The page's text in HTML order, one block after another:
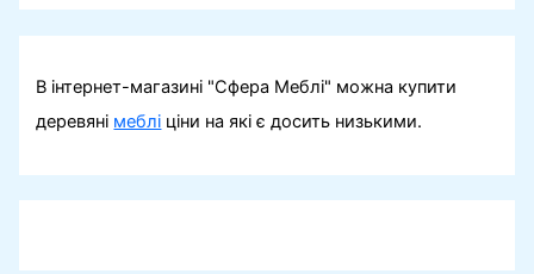
В інтернет-магазині "Сфера Меблі" можна купити
деревяні меблі ціни на які є досить низькими.